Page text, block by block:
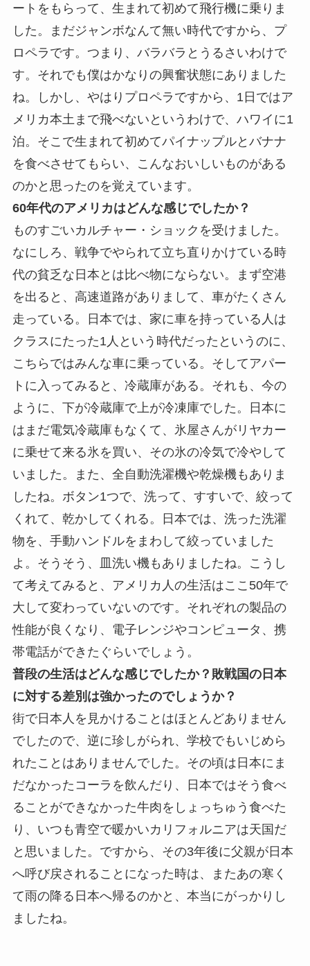
ートをもらって、生まれて初めて飛行機に乗りま
した。まだジャンボなんて無い時代ですから、プ
ロペラです。つまり、バラバラとうるさいわけで
す。それでも僕はかなりの興奮状態にありました
ね。しかし、やはりプロペラですから、1日ではア
メリカ本土まで飛べないというわけで、ハワイに1
泊。そこで生まれて初めてパイナップルとバナナ
を食べさせてもらい、こんなおいしいものがある
のかと思ったのを覚えています。
60年代のアメリカはどんな感じでしたか？
ものすごいカルチャー・ショックを受けました。
なにしろ、戦争でやられて立ち直りかけている時
代の貧乏な日本とは比べ物にならない。まず空港
を出ると、高速道路がありまして、車がたくさん
走っている。日本では、家に車を持っている人は
クラスにたった1人という時代だったというのに、
こちらではみんな車に乗っている。そしてアパー
トに入ってみると、冷蔵庫がある。それも、今の
ように、下が冷蔵庫で上が冷凍庫でした。日本に
はまだ電気冷蔵庫もなくて、氷屋さんがリヤカー
に乗せて来る氷を買い、その氷の冷気で冷やして
いました。また、全自動洗濯機や乾燥機もありま
したね。ボタン1つで、洗って、すすいで、絞って
くれて、乾かしてくれる。日本では、洗った洗濯
物を、手動ハンドルをまわして絞っていました
よ。そうそう、皿洗い機もありましたね。こうし
て考えてみると、アメリカ人の生活はここ50年で
大して変わっていないのです。それぞれの製品の
性能が良くなり、電子レンジやコンピュータ、携
帯電話ができたぐらいでしょう。
普段の生活はどんな感じでしたか？敗戦国の日本
に対する差別は強かったのでしょうか？
街で日本人を見かけることはほとんどありません
でしたので、逆に珍しがられ、学校でもいじめら
れたことはありませんでした。その頃は日本にま
だなかったコーラを飲んだり、日本ではそう食べ
ることができなかった牛肉をしょっちゅう食べた
り、いつも青空で暖かいカリフォルニアは天国だ
と思いました。ですから、その3年後に父親が日本
へ呼び戻されることになった時は、またあの寒く
て雨の降る日本へ帰るのかと、本当にがっかりし
ましたね。